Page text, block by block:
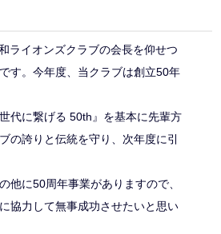
ライオンズクラブの会長を仰せつ
す。今年度、当クラブは創立50年
代に繋げる 50th』を基本に先輩方
の誇りと伝統を守り、次年度に引
他に50周年事業がありますので、
協力して無事成功させたいと思い